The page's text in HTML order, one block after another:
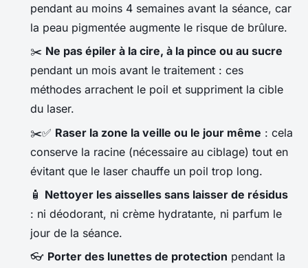
pendant au moins 4 semaines avant la séance, car
la peau pigmentée augmente le risque de brûlure.
✂️ Ne pas épiler à la cire, à la pince ou au sucre
pendant un mois avant le traitement : ces
méthodes arrachent le poil et suppriment la cible
du laser.
✂️✅ Raser la zone la veille ou le jour même : cela
conserve la racine (nécessaire au ciblage) tout en
évitant que le laser chauffe un poil trop long.
🧴 Nettoyer les aisselles sans laisser de résidus
: ni déodorant, ni crème hydratante, ni parfum le
jour de la séance.
👓 Porter des lunettes de protection pendant la